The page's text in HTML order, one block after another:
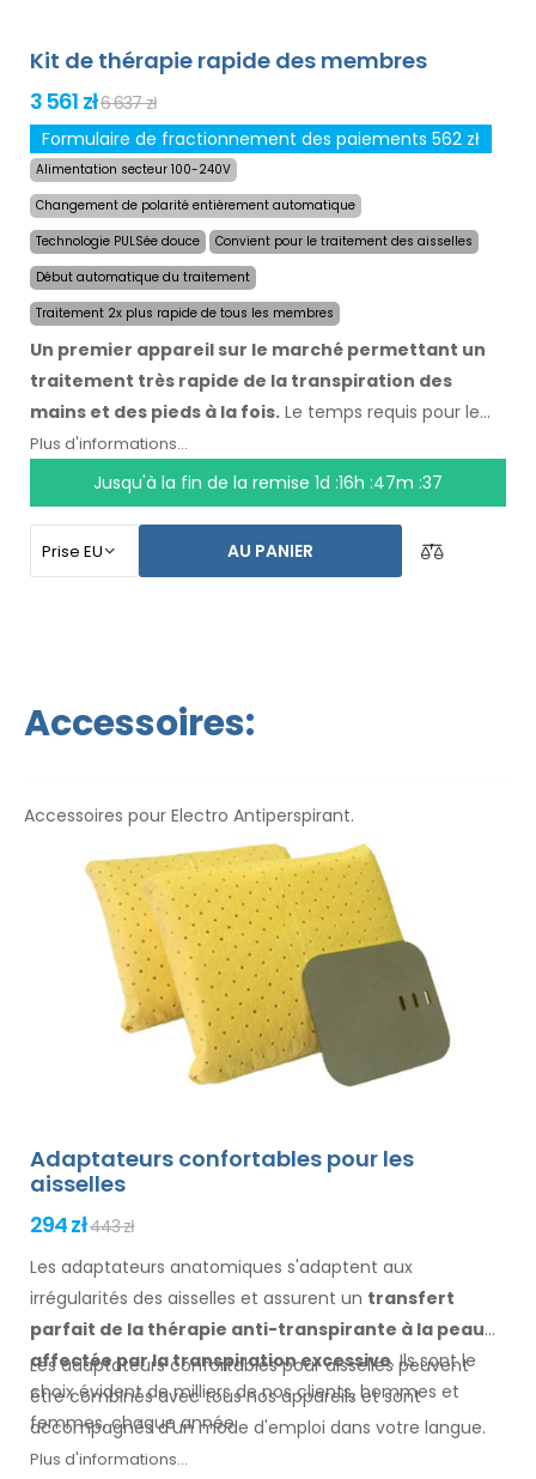
Kit de thérapie rapide des membres
3 561 zł6 637 zł
Formulaire de fractionnement des paiements 562 zł
Alimentation secteur 100-240V
Changement de polarité entièrement automatique
Technologie PULSée douce
Convient pour le traitement des aisselles
Début automatique du traitement
Traitement 2x plus rapide de tous les membres
Un premier appareil sur le marché permettant un
traitement très rapide de la transpiration des
mains et des pieds à la fois. Le temps requis pour le
traitement des quatre membres a été réduit de moitié
à un maximum de 24 minutes, et la durée et la vitesse
des effets sont maintenues. Avec le système
Plus d'informations...
Jusqu'à la fin de la remise 1d :16h :47m :37
AU PANIER
Accessoires:
Accessoires pour Electro Antiperspirant.
Adaptateurs confortables pour les
aisselles
294 zł443 zł
Les adaptateurs anatomiques s'adaptent aux
irrégularités des aisselles et assurent un transfert
parfait de la thérapie anti-transpirante à la peau
affectée par la transpiration excessive. Ils sont le
choix évident de milliers de nos clients, hommes et
femmes, chaque année.
Les adaptateurs confortables pouraisselles peuvent
être combinés avectousnos appareils et sont
accompagnés d'un mode d'emploi dans votre langue.
Plus d'informations...